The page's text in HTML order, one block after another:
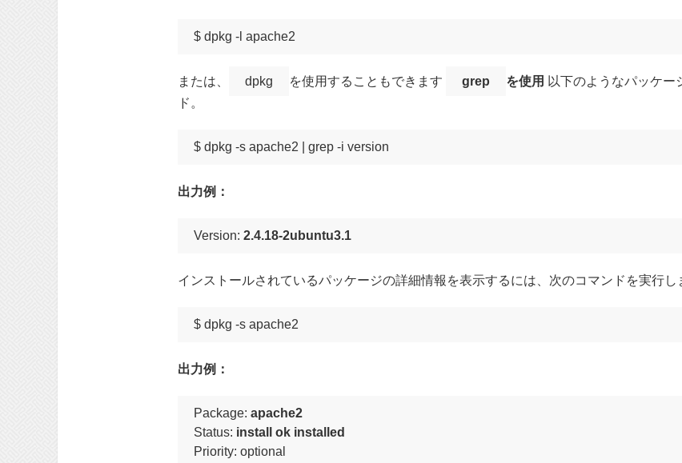
$ dpkg -l apache2
または、 dpkg を使用することもできます grep を使用 以下のようなパッケ
ド。
$ dpkg -s apache2 | grep -i version
出力例：
Version: 2.4.18-2ubuntu3.1
インストールされているパッケージの詳細情報を表示するには、次のコマンドを実行し
$ dpkg -s apache2
出力例：
Package: apache2
Status: install ok installed
Priority: optional